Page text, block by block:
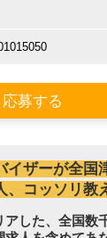
応募する
イザーが全国
、コッソリ教
アした、全国数